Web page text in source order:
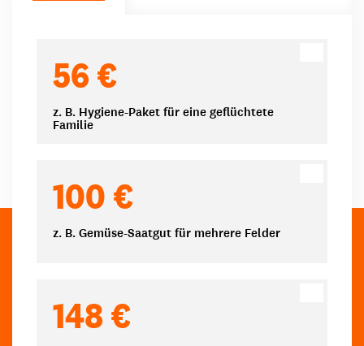
56 €
z. B. Hygiene-Paket für eine geflüchtete
Familie
100 €
z. B. Gemüse-Saatgut für mehrere Felder
148 €